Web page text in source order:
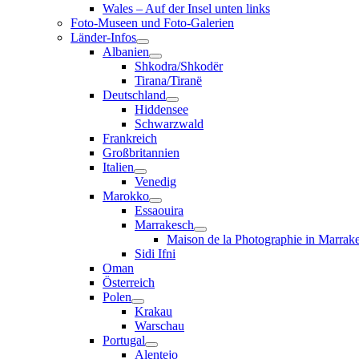
Wales – Auf der Insel unten links
Foto-Museen und Foto-Galerien
Länder-Infos
Albanien
Shkodra/Shkodër
Tirana/Tiranë
Deutschland
Hiddensee
Schwarzwald
Frankreich
Großbritannien
Italien
Venedig
Marokko
Essaouira
Marrakesch
Maison de la Photographie in
Sidi Ifni
Oman
Österreich
Polen
Krakau
Warschau
Portugal
Alentejo